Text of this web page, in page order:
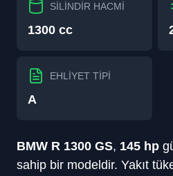
SİLİNDİR HACMİ
1300 cc
EHLİYET TİPİ
A
BMW R 1300 GS, 145 hp
sahip bir modeldir. Yakıt